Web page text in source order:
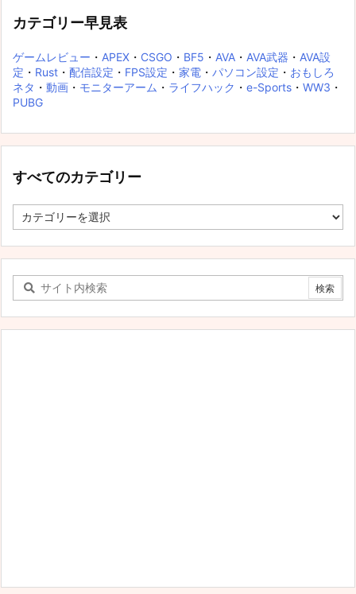
カテゴリー早見表
ゲームレビュー ・ APEX ・ CSGO ・ BF5 ・ AVA ・ AVA武器 ・ AVA設
定 ・ Rust ・ 配信設定 ・ FPS設定 ・ 家電 ・ パソコン設定 ・ おもしろ
ネタ ・ 動画 ・ モニターアーム ・ ライフハック ・ e-Sports ・ WW3 ・
PUBG
すべてのカテゴリー
べ
の
カ
ゴ
リ
ー